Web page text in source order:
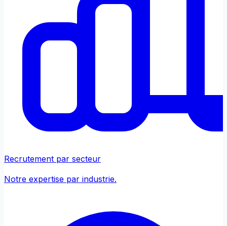
Recrutement par secteur
Notre expertise par industrie.